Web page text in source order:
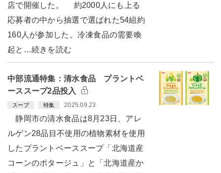
店で開催した。 約2000人にも上る
応募者の中から抽選で選ばれた54組約
160人が参加した。冷凍食品の需要喚
起と…続きを読む
中部流通特集：清水食品 プラントベ
ーススープ2品投入
スープ 特集 2025.09.23
静岡市の清水食品は8月23日、アレ
ルゲン28品目不使用の植物素材を使用
したプラントベーススープ「北海道産
コーンのポタージュ」と「北海道産か